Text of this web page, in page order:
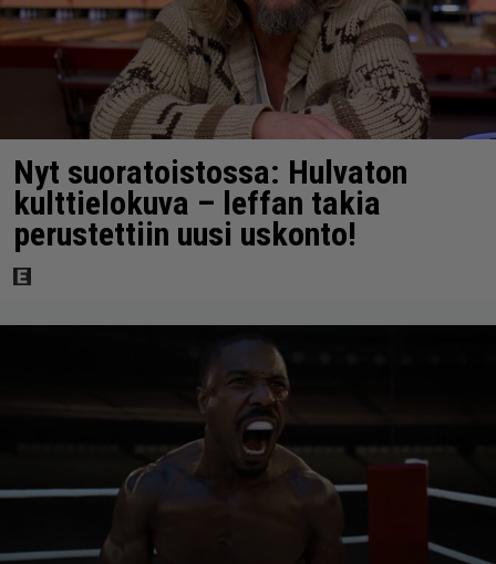
Nyt suoratoistossa: Hulvaton
kulttielokuva – leffan takia
perustettiin uusi uskonto!